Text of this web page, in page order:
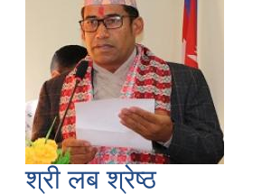
श्री लब श्रेष्ठ